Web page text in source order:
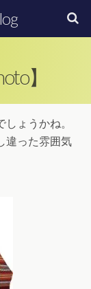
】
ょうかね。
違った雰囲気